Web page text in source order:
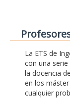
La ETS de
con una
la docencia
en los
cualquier